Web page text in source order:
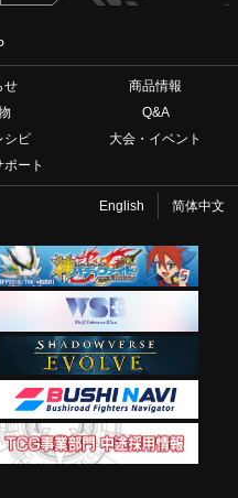
せ
商品情報
Q&A
シピ
大会・イベント
ート
English 简体中文